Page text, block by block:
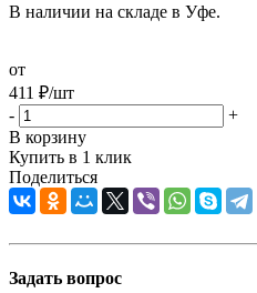
В наличии на складе в Уфе.
от
411 ₽/шт
-
+
В корзину
Купить в 1 клик
Поделиться
Задать вопрос